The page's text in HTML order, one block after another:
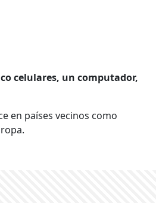
celulares, un computador,
en países vecinos como